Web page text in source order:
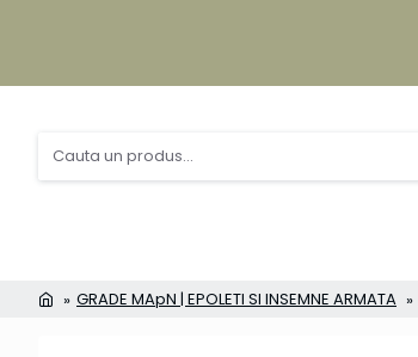
GRADE MApN | EPOLETI SI INSEMNE ARMATA